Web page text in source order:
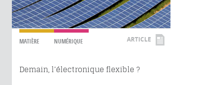
MATIÈRE NUMÉRIQUE ARTICLE
Demain, l’électronique flexible ?